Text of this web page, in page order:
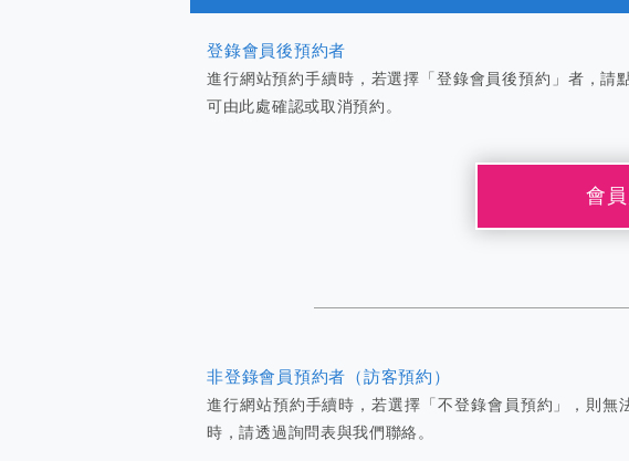
登錄會員後預約者
進行網站預約手續時，若選擇「登錄會員後預約」者，請
可由此處確認或取消預約。
會
非登錄會員預約者（訪客預約）
進行網站預約手續時，若選擇「不登錄會員預約」，則
時，請透過詢問表與我們聯絡。